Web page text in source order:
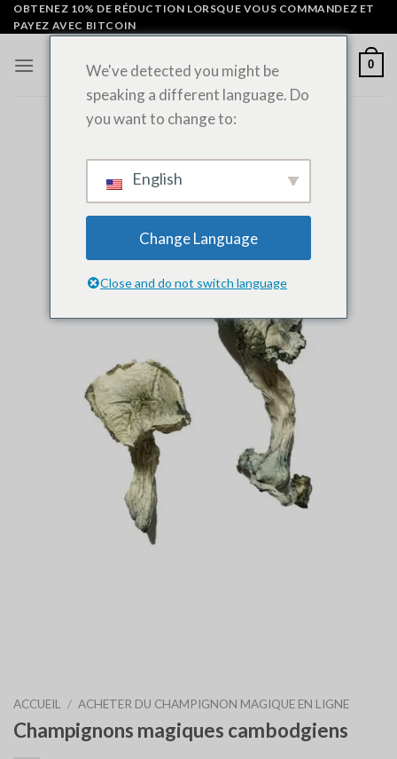
Skip
to
OBTENEZ 10% DE RÉDUCTION LORSQUE VOUS COMMANDEZ ET
PAYEZ AVEC BITCOIN
0
ACCUEIL / ACHETER DU CHAMPIGNON MAGIQUE EN LIGNE
Champignons magiques cambodgiens
We've detected you might be
speaking a different language. Do
you want to change to:
English
Change Language
Close and do not switch language